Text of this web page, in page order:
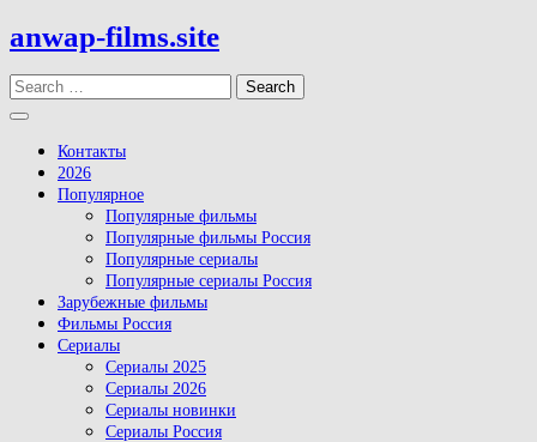
Skip
to
content
anwap-films.site
Search
Open
Button
Контакты
2026
Популярное
Популярные фильмы
Популярные фильмы Россия
Популярные сериалы
Популярные сериалы Россия
Зарубежные фильмы
Фильмы Россия
Сериалы
Сериалы 2025
Сериалы 2026
Сериалы новинки
Сериалы Россия